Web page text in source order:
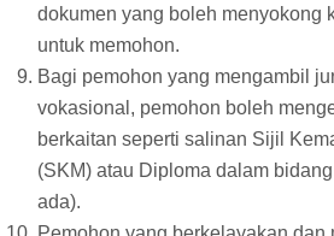
dokumen yang boleh menyokong
untuk memohon.
Bagi pemohon yang mengambil
vokasional, pemohon boleh
berkaitan seperti salinan Sijil
(SKM) atau Diploma dalam
ada).